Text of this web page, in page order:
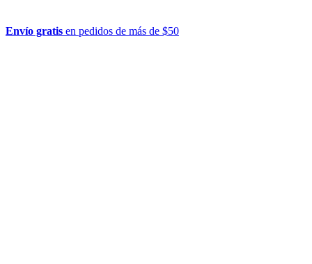
Envío gratis en pedidos de más de $50